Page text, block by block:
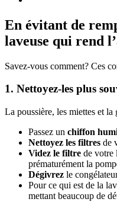
En évitant de
laveuse qui rend
Savez-vous comment? Ces
1. Nettoyez-les plus
La poussière, les miettes et la
Passez un chiffon
Nettoyez les filtres de
Videz le filtre de votre
prématurément la
Dégivrez le
Pour ce qui est de la
mettant beaucoup de